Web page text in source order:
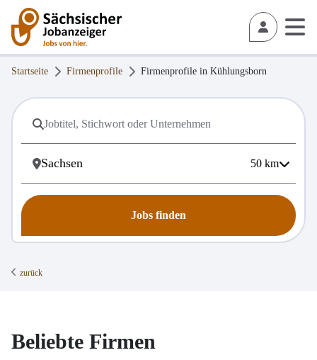
Startseite Firmenprofile Firmenprofile in Kühlungsborn
50 km
Jobs finden
zurück
Beliebte Firmen